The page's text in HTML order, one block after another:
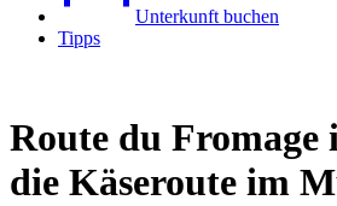
Unterkunft buchen
Tipps
Route du Fromage
die Käseroute im